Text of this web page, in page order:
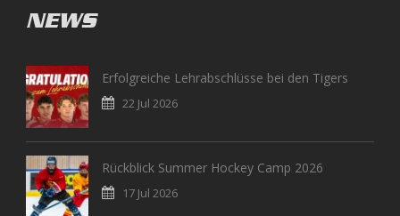
NEWS
Erfolgreiche Lehrabschlüsse bei den Tigers
22 Jul 2026
Rückblick Summer Hockey Camp 2026
17 Jul 2026